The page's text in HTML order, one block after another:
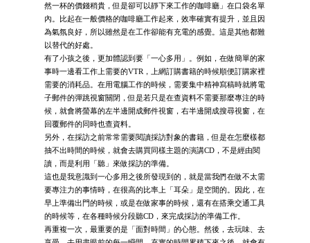
然一杯的價錢稍貴，但是卻可以靜下來工作的咖啡廳」在口袋名單
內。比起在一般價格的咖啡廳工作起來，效率確實有提升，並且因
為氣氛良好，所以雖然是在工作卻能有充電的感覺。這是其他都難
以替代的好處。
有了小孩之後，更加體認到要「一心多用」。例如，在做簡單的家
事時一邊看工作上需要的VTR，上網訂購書籍的時候順便訂購家裡
需要的消耗品。在用電腦工作的時候，需要集中精神寫稿時就將電
子郵件的彈跳視窗關閉，但是若只是在查資料不需要那麼專注的時
候，就會將螢幕的左半邊開成郵件視窗，右半邊開成搜尋視窗，在
回覆郵件的同時也查資料。
另外，在採訪之前常常需要閱讀採訪對象的書籍，但是在怎麼樣都
抽不出時間的時候，就會去購買同樣主題的演講CD，不是經由閱
讀，而是利用「聽」來做採訪的準備。
這也是我意識到一心多用之後所發現到的，就是當我們在做不太需
要專注力的事情時，在很高的比率上「耳朵」是空閒的。因此，在
早上準備出門的時候，或是在做家事的時候，還有在搭乘交通工具
的時候等，在各種時候分段聽CD，來完成採訪的準備工作。
再重複一次，最重要的是「面對時間」的心態。然後，去玩味、去